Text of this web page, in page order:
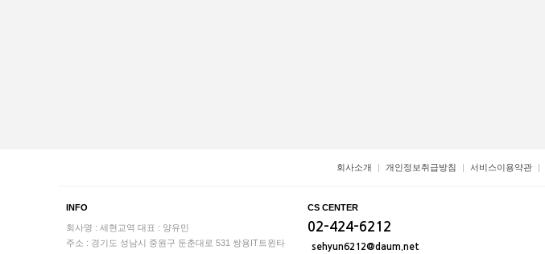
회사소개 개인정보취급방침 서비스이용약관
INFO
회사명 : 세현교역 대표 : 양유민
주소 : 경기도 성남시 중원구 둔춘대로 531 쌍용IT트윈타
CS CENTER
02-424-6212
sehyun6212@daum.net